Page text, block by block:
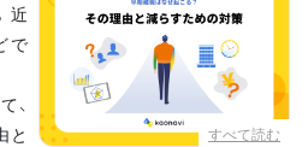
すべて読む
近
で
、
と